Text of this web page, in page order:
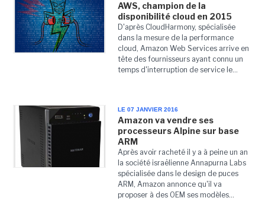
AWS, champion de la
disponibilité cloud en 2015
D'après CloudHarmony, spécialisée
dans la mesure de la performance
cloud, Amazon Web Services arrive en
tête des fournisseurs ayant connu un
temps d'interruption de service le...
LE 07 JANVIER 2016
Amazon va vendre ses
processeurs Alpine sur base
ARM
Après avoir racheté il y a à peine un an
la société israëlienne Annapurna Labs
spécialisée dans le design de puces
ARM, Amazon annonce qu'il va
proposer à des OEM ses modèles...